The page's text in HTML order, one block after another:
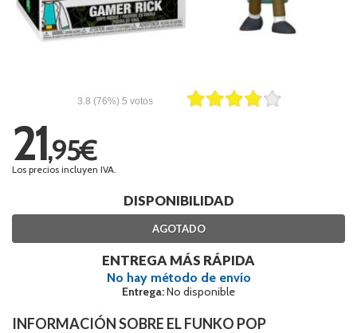
3.8 (76%) 5 votos
21,95€
Los precios incluyen IVA.
DISPONIBILIDAD
AGOTADO
ENTREGA MÁS RÁPIDA
No hay método de envío
Entrega:No disponible
INFORMACIÓN SOBRE EL FUNKO POP